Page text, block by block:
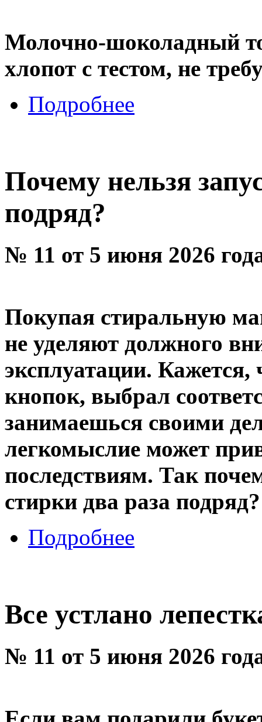
Молочно-шоколадный
хлопот с тестом, не
Подробнее
Почему нельзя
подряд?
№ 11 от 5 июня 2026
Покупая стиральную
не уделяют должного
эксплуатации. Кажется,
кнопок, выбрал
занимаешься своими
легкомыслие может
последствиям. Так
стирки два раза подряд?
Подробнее
Все устлано
№ 11 от 5 июня 2026